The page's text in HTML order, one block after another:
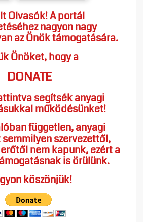
Olvasók! A portál
nagyon nagy
az Önök támogatására.
Önöket, hogy a
DONATE
segítsék anyagi
működésünket!
független, anyagi
szervezettől,
nem kapunk, ezért a
is örülünk.
köszönjük!